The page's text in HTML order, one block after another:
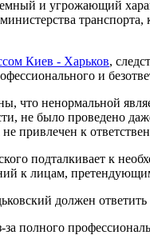
и угрожающий
Киев - Харьков,
и
что ненормальной
не было проведено
привлечен к
подталкивает к
к лицам,
должен
полного